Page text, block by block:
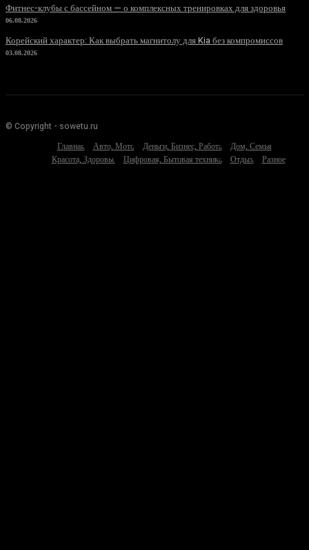
Фитнес-клубы с бассейном — о комплексных тренировках для здоровья
06.08.2026
Корейский характер: Как выбрать магнитолу для Kia без компромиссов
03.08.2026
© Copyright - sowetu.ru
Главная
Авто, Мото Деньги, Бизнес, Работа
Дом, Семья
Красота, Здоровье
Цифровая, Бытовая техника Отдых Разное